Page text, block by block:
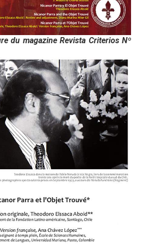
du magazine Revista Criterios Nº